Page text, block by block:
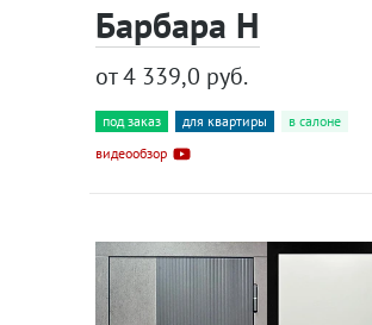
Барбара Н
от 4 339,0 руб.
под заказ для квартиры
в салоне
видеообзор